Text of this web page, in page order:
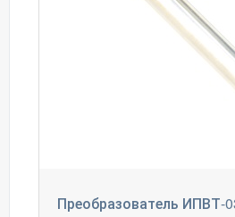
Преобразователь ИПВТ-